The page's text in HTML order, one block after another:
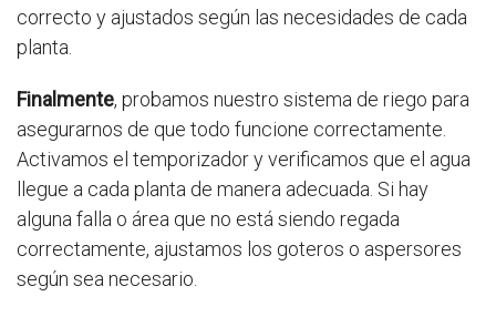
correcto y ajustados según las necesidades de cada
planta.
Finalmente, probamos nuestro sistema de riego para
asegurarnos de que todo funcione correctamente.
Activamos el temporizador y verificamos que el agua
llegue a cada planta de manera adecuada. Si hay
alguna falla o área que no está siendo regada
correctamente, ajustamos los goteros o aspersores
según sea necesario.